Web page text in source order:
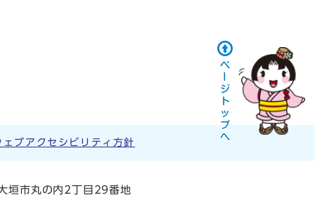
ェブアクセシビリティ方針
垣市丸の内2丁目29番地